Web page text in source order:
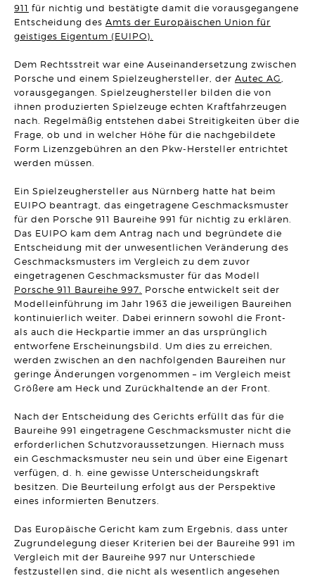
UNTERNEHMENSRECHT
Neue Klarheit zur Wirksamkeit von sogenannten freien
Artikel vom 29.04.2026 | Hanno Stangier
AKTUELLES
Herzlichen Glückwunsch zur Verleihung des
Fachanwaltstitels
Artikel vom 27.04.2026 | SRB
MIETRECHT
Artikel vom 01.04.2026 | Sonja Borchard
VERTRAGSRECHT
Aufgedrängte Mangelbeseitigung nach Fristablauf lässt
Artikel vom 24.03.2026 | David Hellmanzik
ARBEITSRECHT
Fristlose Kündigung wegen Tätlichkeit gegenüber einem
Vorgesetzten
Artikel vom 20.03.2026 | Dr. Thomas Braitsch
ERBRECHT
DR. BO`S ERBRECHTS LEXIKON #5
Artikel vom 09.03.2026 | Dr. Michael Borchard
Sitzverlegung verhindert!
Artikel vom 03.03.2026 | Hanno Stangier
MIETRECHT
Darf eine Untervermietung darauf ausgerichtet sein, einen
Gewinn zu erzielen?
Artikel vom 23.02.2026 | Sonja Borchard
Schadensersatz bei permanent unzulässiger Überwachung
des Arbeitsplatzes
Artikel vom 12.02.2026 | Ralf Regel
911 für nichtig und bestätigte damit die vorausgegangene
Entscheidung des Amts der Europäischen Union für
geistiges Eigentum (EUIPO).
Dem Rechtsstreit war eine Auseinandersetzung zwischen
Porsche und einem Spielzeughersteller, der Autec AG
vorausgegangen. Spielzeughersteller bilden die von
ihnen produzierten Spielzeuge echten Kraftfahrzeugen
nach. Regelmäßig entstehen dabei Streitigkeiten über die
Frage, ob und in welcher Höhe für die nachgebildete
Form Lizenzgebühren an den Pkw-Hersteller entrichtet
werden müssen.
Ein Spielzeughersteller aus Nürnberg hatte hat beim
EUIPO beantragt, das eingetragene Geschmacksmuster
für den Porsche 911 Baureihe 991 für nichtig zu erklären.
Das EUIPO kam dem Antrag nach und begründete die
Entscheidung mit der unwesentlichen Veränderung des
Geschmacksmusters im Vergleich zu dem zuvor
eingetragenen Geschmacksmuster für das Modell
Porsche 911 Baureihe 997.
Porsche entwickelt seit der
Modelleinführung im Jahr 1963 die jeweiligen Baureihen
kontinuierlich weiter. Dabei erinnern sowohl die Front-
als auch die Heckpartie immer an das ursprünglich
entworfene Erscheinungsbild. Um dies zu erreichen,
werden zwischen an den nachfolgenden Baureihen nur
geringe Änderungen vorgenommen – im Vergleich meist
Größere am Heck und Zurückhaltende an der Front.
Nach der Entscheidung des Gerichts erfüllt das für die
Baureihe 991 eingetragene Geschmacksmuster nicht die
erforderlichen Schutzvoraussetzungen. Hiernach muss
ein Geschmacksmuster neu sein und über eine Eigenart
verfügen, d. h. eine gewisse Unterscheidungskraft
besitzen. Die Beurteilung erfolgt aus der Perspektive
eines informierten Benutzers.
Das Europäische Gericht kam zum Ergebnis, dass unter
Zugrundelegung dieser Kriterien bei der Baureihe 991 im
Vergleich mit der Baureihe 997 nur Unterschiede
festzustellen sind, die nicht als wesentlich angesehen